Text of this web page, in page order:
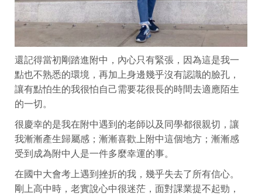
還記得當初剛踏進附中，內心只有緊張，因為這是我一
點也不熟悉的環境，再加上身邊幾乎沒有認識的臉孔，
讓有點怕生的我很怕自己需要花很長的時間去適應陌生
的一切。
很慶幸的是我在附中遇到的老師以及同學都很親切，讓
我漸漸產生歸屬感；漸漸喜歡上附中這個地方；漸漸感
受到成為附中人是一件多麼幸運的事。
在國中大會考上遇到挫折的我，幾乎失去了所有信心。
剛上高中時，老實說心中很迷茫，面對課業提不起勁，